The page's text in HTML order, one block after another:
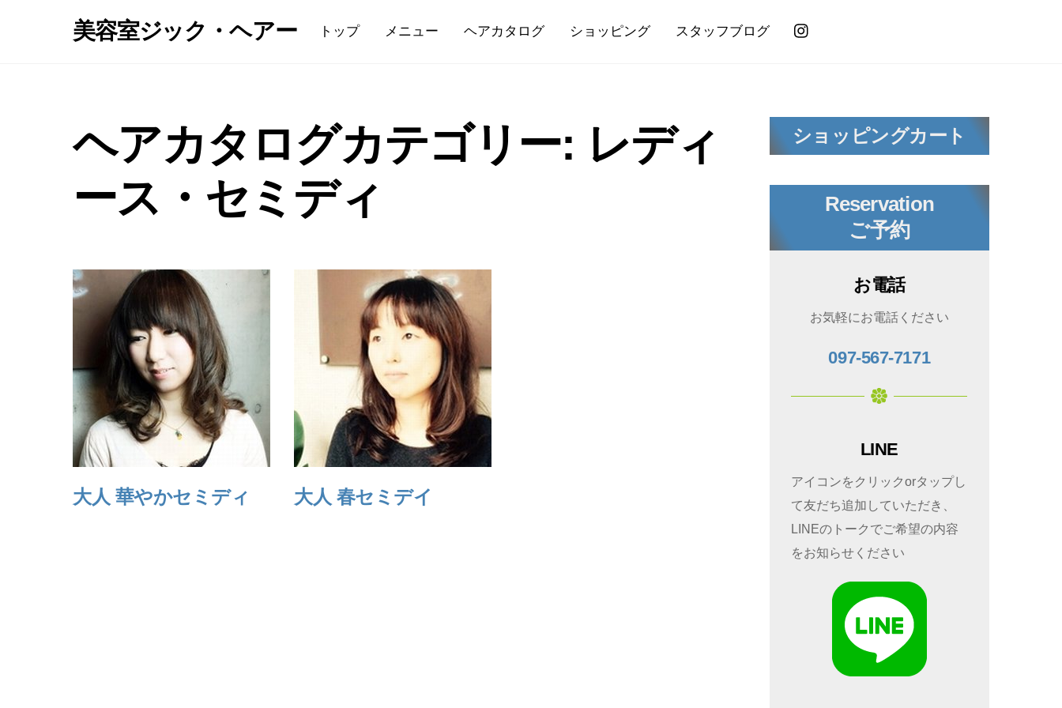
美容室ジック・ヘアー トップ メニュー ヘアカタログ ショッピング スタッフブログ
ヘアカタログカテゴリー: レディ
ース・セミディ
大人 華やかセミディ 大人 春セミデイ
ショッピングカート
Reservation
ご予約
お電話
お気軽にお電話ください
097-567-7171
LINE
アイコンをクリックorタップし
て友だち追加していただき、
LINEのトークでご希望の内容
をお知らせください